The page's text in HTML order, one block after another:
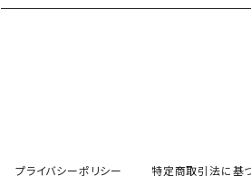
プライバシーポリシー 特定商取引法に基